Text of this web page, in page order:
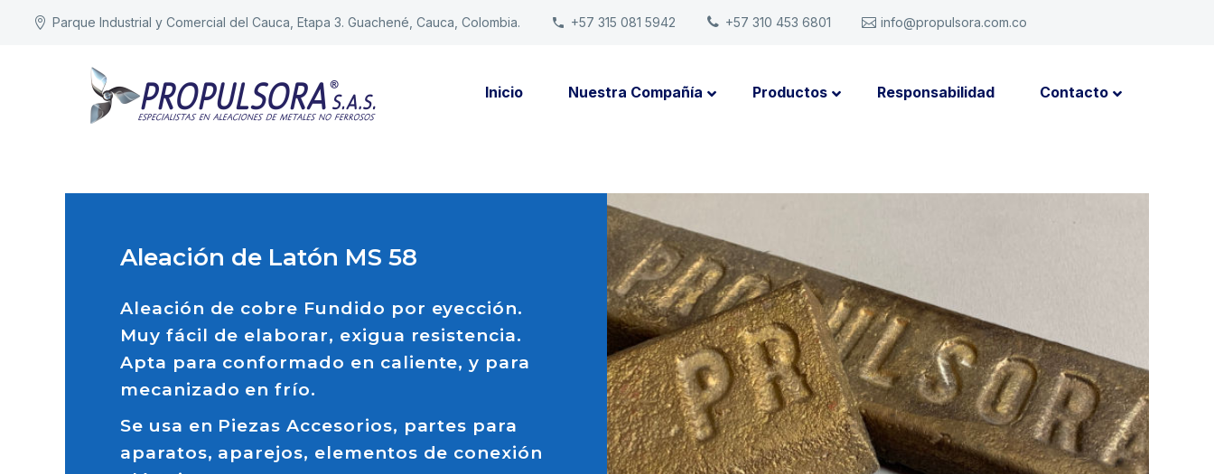
Parque Industrial y Comercial del Cauca, Etapa 3. Guachené, Cauca, Colombia. +57 315 081 5942 +57 310 453 6801 info@propulsora.com.co
Inicio Nuestra Compañía Productos Responsabilidad Contacto
Aleación de Latón MS 58
Aleación de cobre Fundido por eyección.
Muy fácil de elaborar, exigua resistencia.
Apta para conformado en caliente, y para
mecanizado en frío.
Se usa en Piezas Accesorios, partes para
aparatos, aparejos, elementos de conexión